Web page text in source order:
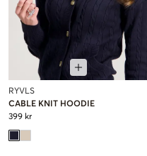
RYVLS
CABLE KNIT HOODIE
399 kr